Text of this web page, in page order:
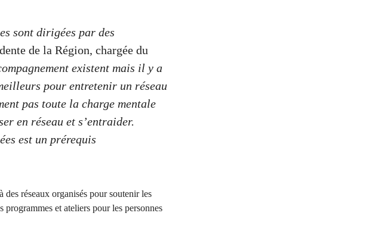
sont dirigées par des
de la Région, chargée du
existent mais il y a
pour entretenir un réseau
pas toute la charge mentale
en réseau et s’entraider.
est un prérequis
réseaux organisés pour soutenir les
et ateliers pour les personnes